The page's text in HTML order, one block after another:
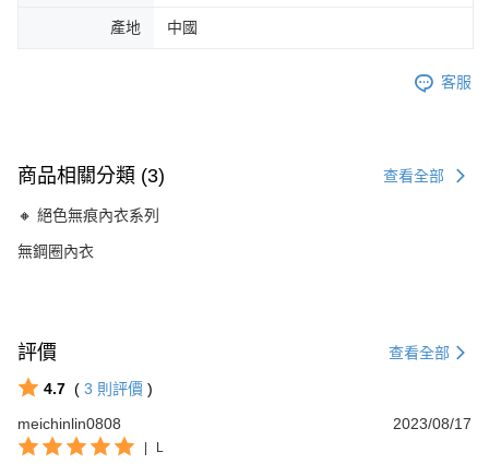
產地 中國
客服
商品相關分類 (3) 查看全部
🔸 絕色無痕內衣系列
無鋼圈內衣
評價 查看全部
4.7 ( 3 則評價 )
meichinlin0808
2023/08/17
L